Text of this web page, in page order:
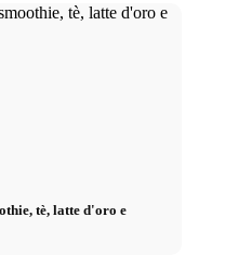
tè, latte d'oro e